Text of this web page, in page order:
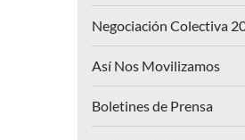
Negociación Colectiva
Así Nos Movilizamos
Boletines de Prensa